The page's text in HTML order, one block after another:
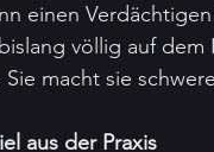
einen
völlig auf
Sie macht sie
aus der Praxis